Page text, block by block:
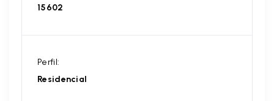
15602
Perfil:
Residencial